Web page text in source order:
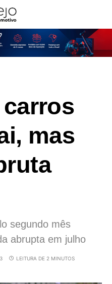
carros
mas
segundo mês
abrupta em julho
LEITURA DE 2 MINUTOS